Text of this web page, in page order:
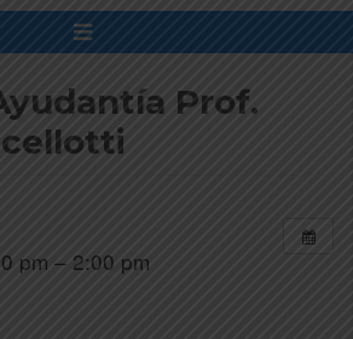
Prof.
pm – 2:00 pm